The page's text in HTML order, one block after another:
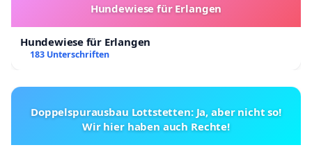
Hundewiese für Erlangen
Hundewiese für Erlangen
183 Unterschriften
Doppelspurausbau Lottstetten: Ja, aber nicht so!
Wir hier haben auch Rechte!